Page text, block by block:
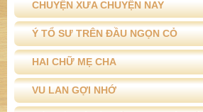
CHUYỆN XƯA CHUYỆN NAY
Ý TỔ SƯ TRÊN ĐẦU NGỌN CỎ
HAI CHỮ MẸ CHA
VU LAN GỢI NHỚ